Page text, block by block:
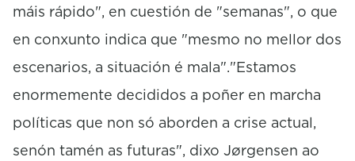
máis rápido", en cuestión de "semanas", o que
en conxunto indica que "mesmo no mellor dos
escenarios, a situación é mala"."Estamos
enormemente decididos a poñer en marcha
políticas que non só aborden a crise actual,
senón tamén as futuras", dixo Jørgensen ao